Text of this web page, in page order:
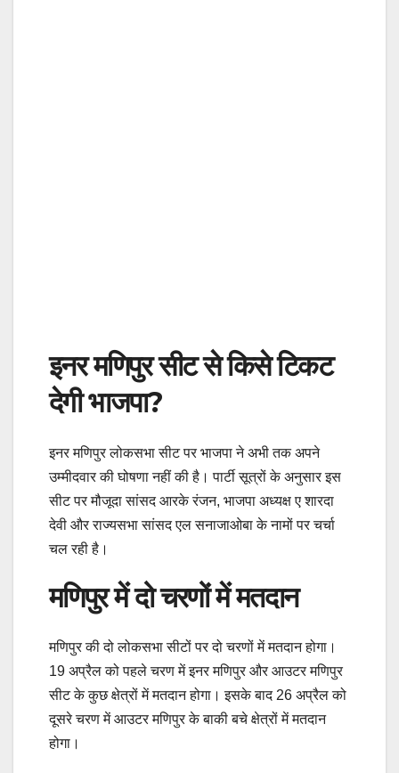
इनर मणिपुर सीट से किसे टिकट
देगी भाजपा?
इनर मणिपुर लोकसभा सीट पर भाजपा ने अभी तक अपने
उम्मीदवार की घोषणा नहीं की है। पार्टी सूत्रों के अनुसार इस
सीट पर मौजूदा सांसद आरके रंजन, भाजपा अध्यक्ष ए शारदा
देवी और राज्यसभा सांसद एल सनाजाओबा के नामों पर चर्चा
चल रही है।
मणिपुर में दो चरणों में मतदान
मणिपुर की दो लोकसभा सीटों पर दो चरणों में मतदान होगा।
19 अप्रैल को पहले चरण में इनर मणिपुर और आउटर मणिपुर
सीट के कुछ क्षेत्रों में मतदान होगा। इसके बाद 26 अप्रैल को
दूसरे चरण में आउटर मणिपुर के बाकी बचे क्षेत्रों में मतदान
होगा।